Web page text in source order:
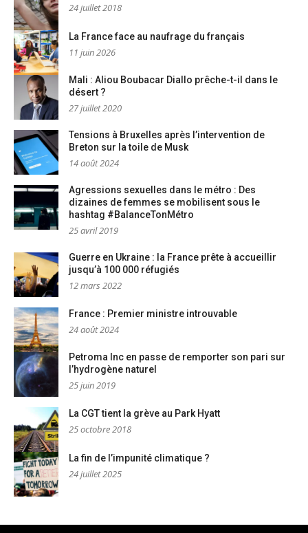
24 juillet 2018
La France face au naufrage du français
11 juin 2026
Mali : Aliou Boubacar Diallo prêche-t-il dans le
désert ?
27 juillet 2020
Tensions à Bruxelles après l’intervention de
Breton sur la toile de Musk
14 août 2024
Agressions sexuelles dans le métro : Des
dizaines de femmes se mobilisent sous le
hashtag #BalanceTonMétro
25 avril 2019
Guerre en Ukraine : la France prête à accueillir
jusqu’à 100 000 réfugiés
12 mars 2022
France : Premier ministre introuvable
24 août 2024
Petroma Inc en passe de remporter son pari sur
l’hydrogène naturel
25 juin 2019
La CGT tient la grève au Park Hyatt
25 octobre 2018
La fin de l’impunité climatique ?
24 juillet 2025